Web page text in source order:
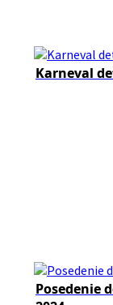
Karneval
Posedenie